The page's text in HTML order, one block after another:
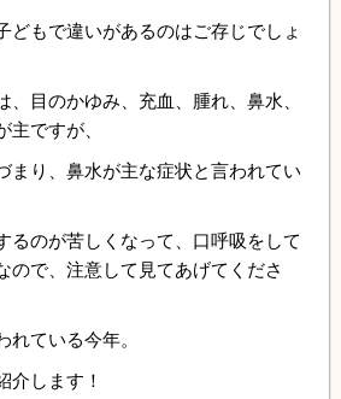
どもで違いがあるのはご存じでしょ
、目のかゆみ、充血、腫れ、鼻水、
主ですが、
まり、鼻水が主な症状と言われてい
るのが苦しくなって、口呼吸をして
ので、注意して見てあげてくださ
れている今年。
介します！